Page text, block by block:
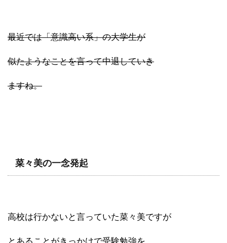
最近では「意識高い系」の大学生が
似たようなことを言って中退していき
ますね。
菜々美の一念発起
高校は行かないと言っていた菜々美ですが